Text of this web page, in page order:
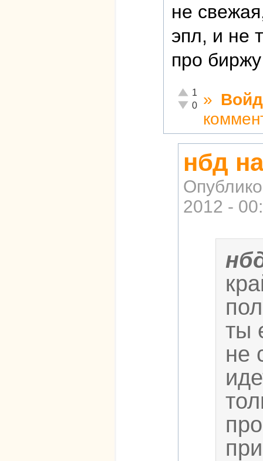
не
эпл, и не
про
Отлично!
1
Неадекватно!
0 »
нбд
2012 -
ты
не